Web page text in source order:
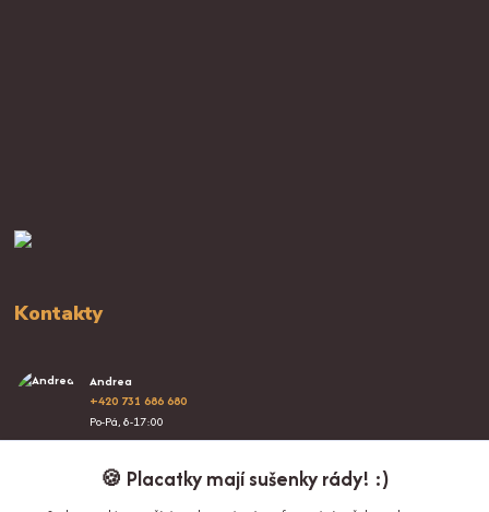
Kontakty
Andrea
+420 731 686 680
Po-Pá, 8-17:00
info@proplacatky.cz🍪 Placatky mají sušenky rády! :)